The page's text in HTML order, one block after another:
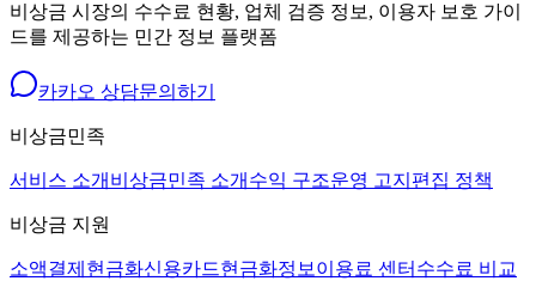
비상금 시장의 수수료 현황, 업체 검증 정보, 이용자 보호 가이
드를 제공하는 민간 정보 플랫폼
카카오 상담문의하기
비상금민족
서비스 소개 비상금민족 소개 수익 구조운영 고지 편집 정책
비상금 지원
소액결제현금화신용카드현금화정보이용료 센터 수수료 비교